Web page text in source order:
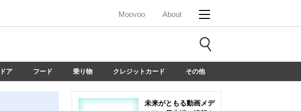
Moovoo About
ア フード 乗り物 クレジットカード その他
未来がともる動画メデ